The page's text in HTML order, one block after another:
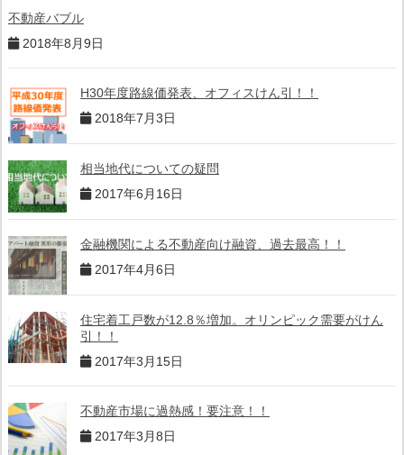
不動産バブル
2018年8月9日
H30年度路線価発表、オフィスけん引！！
2018年7月3日
相当地代についての疑問
2017年6月16日
金融機関による不動産向け融資、過去最高！！
2017年4月6日
住宅着工戸数が12.8％増加。オリンピック需要がけん
引！！
2017年3月15日
不動産市場に過熱感！要注意！！
2017年3月8日